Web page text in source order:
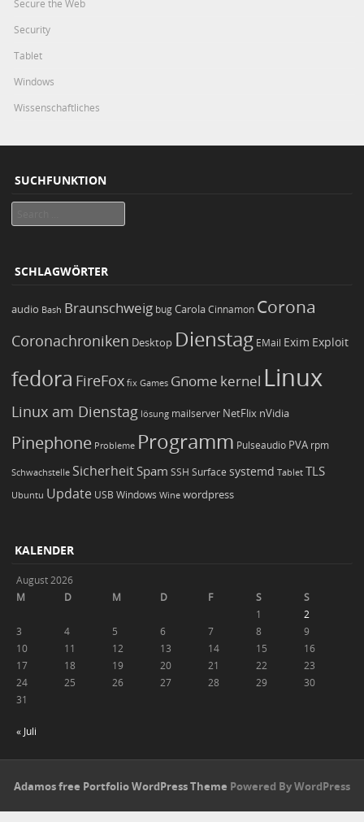
Secure the Web
Security
Tablet
Windows
Wissenschaftliches
SUCHFUNKTION
SCHLAGWÖRTER
audio Bash Braunschweig bugCarola Cinnamon Corona
Coronachroniken Desktop Dienstag EMail Exim Exploit
fedora FireFox fix Games Gnome kernel Linux
Linux am Dienstag lösung mailserver NetFlix nVidia
Pinephone Probleme Programm Pulseaudio PVA rpm
Schwachstelle Sicherheit Spam SSH Surface systemd Tablet TLS
Ubuntu Update USB Windows Wine wordpress
KALENDER
August 2026
M
D M D F S
S
1
2
3
4 5 6 7 8
9
10
11 12 13 14 15
16
17
18 19 20 21 22
23
24
25 26 27 28 29
30
31
« Juli
Adamos free Portfolio WordPress Theme Powered By WordPress